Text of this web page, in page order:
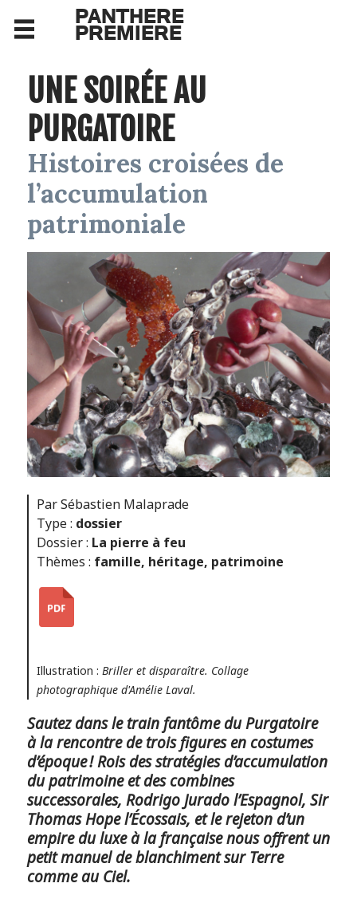
PANTHERE
PREMIERE
UNE SOIRÉE AU
PURGATOIRE
Histoires croisées de
l’accumulation
patrimoniale
Par Sébastien Malaprade
Type : dossier
Dossier : La pierre à feu
Thèmes : famille, héritage, patrimoine
Illustration : Briller et disparaître. Collage
photographique d'Amélie Laval.
Sautez dans le train fantôme du Purgatoire
à la rencontre de trois figures en costumes
d’époque ! Rois des stratégies d’accumulation
du patrimoine et des combines
successorales, Rodrigo Jurado l’Espagnol, Sir
Thomas Hope l’Écossais, et le rejeton d’un
empire du luxe à la française nous offrent un
petit manuel de blanchiment sur Terre
comme au Ciel.